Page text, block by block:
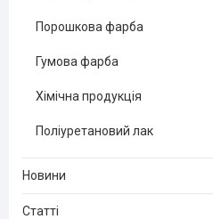
Порошкова фарба
Гумова фарба
Хімічна продукція
Поліуретановий лак
Новини
Статті